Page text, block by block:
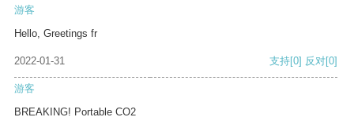
游客
Hello, Greetings fr
2022-01-31 支持[0] 反对[0]
游客
BREAKING! Portable CO2